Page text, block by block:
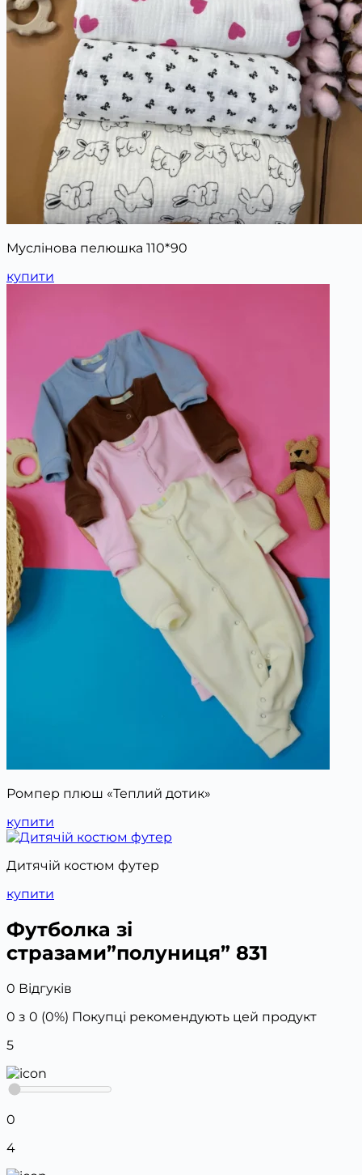
Муслінова пелюшка 110*90
купити
Ромпер плюш «Теплий дотик»
купити
Дитячій костюм футер
купити
Футболка зі
стразами”полуниця” 831
0 Відгуків
0 з 0 (0%) Покупці рекомендують цей продукт
5
0
4